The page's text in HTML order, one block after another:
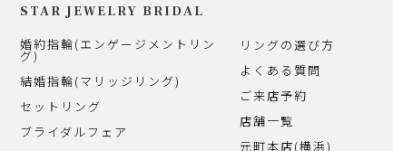
STAR JEWELRY BRIDAL
婚約指輪(エンゲージメントリン
グ)
結婚指輪(マリッジリング)
セットリング
ブライダルフェア
リングの選び方
よくある質問
ご来店予約
店舗一覧
元町本店(横浜)